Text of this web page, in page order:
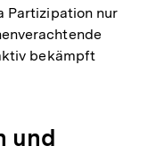
Partizipation nur
bekämpft
und